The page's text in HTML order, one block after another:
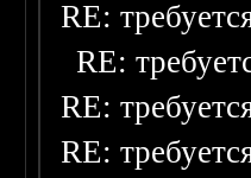
RE:
RE:
RE:
RE: